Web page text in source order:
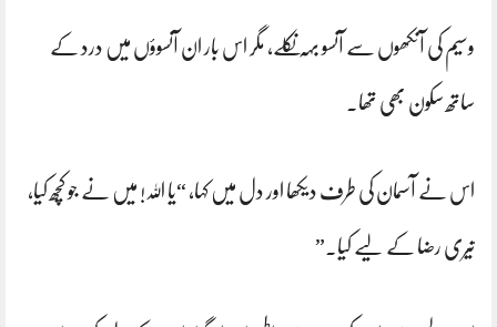
وسیم کی آنکھوں سے آنسو بہہ نکلے، مگر اس بار ان آنسوؤں میں درد کے
ساتھ سکون بھی تھا۔
اس نے آسمان کی طرف دیکھا اور دل میں کہا، “یا اللہ! میں نے جو کچھ کیا،
تیری رضا کے لیے کیا۔”